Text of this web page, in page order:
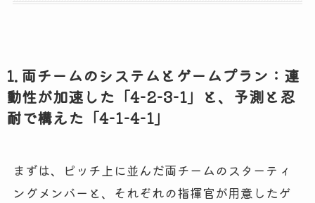
1. 両チームのシステムとゲームプラン：連
動性が加速した「4-2-3-1」と、予測と忍
耐で構えた「4-1-4-1」
まずは、ピッチ上に並んだ両チームのスターティ
ングメンバーと、それぞれの指揮官が用意したゲ